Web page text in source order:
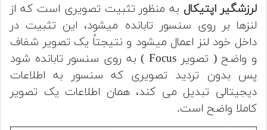
لرزشگیر اپتیکال به منظور تثبیت تصویری است که از
لنزها بر روی سنسور تابانده میشود، این تثبیت در
داخل خود لنز اعمال میشود و نتیجتاً یک تصویر شفاف
و واضح ( تصویر Focus ) به روی سنسور تابانده شود
پس بدون تردید تصویری که سنسور به اطلاعات
دیجیتالی تبدیل می کند، همان اطلاعات یک تصویر
کاملا واضح است.